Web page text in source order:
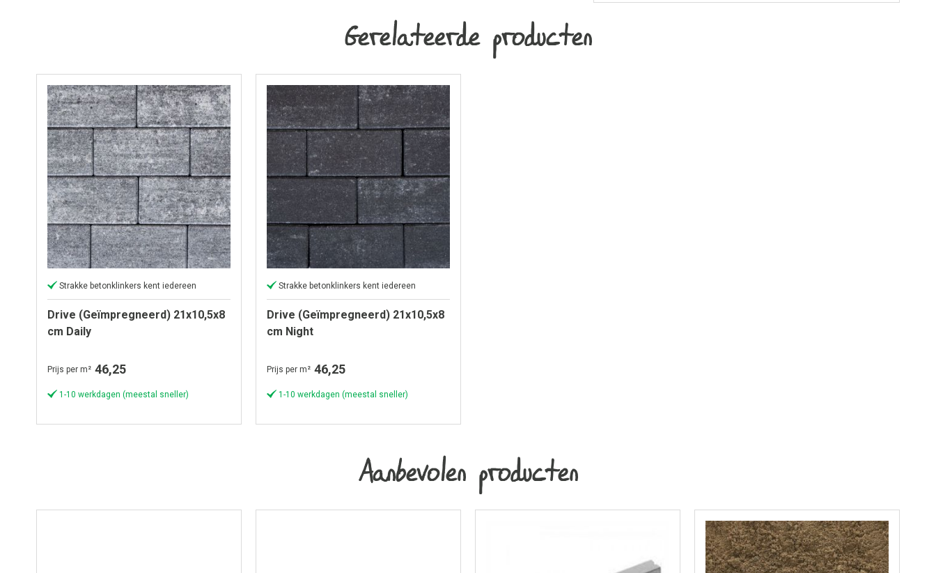
Gerelateerde producten
Strakke betonklinkers kent iedereen
Drive (Geïmpregneerd) 21x10,5x8
cm Daily
Prijs per m² 46,25
1-10 werkdagen (meestal sneller)
Strakke betonklinkers kent iedereen
Drive (Geïmpregneerd) 21x10,5x8
cm Night
Prijs per m² 46,25
1-10 werkdagen (meestal sneller)
Aanbevolen producten